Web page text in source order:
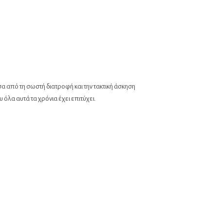
από τη σωστή διατροφή και την τακτική άσκηση
αυτά τα χρόνια έχει επιτύχει.